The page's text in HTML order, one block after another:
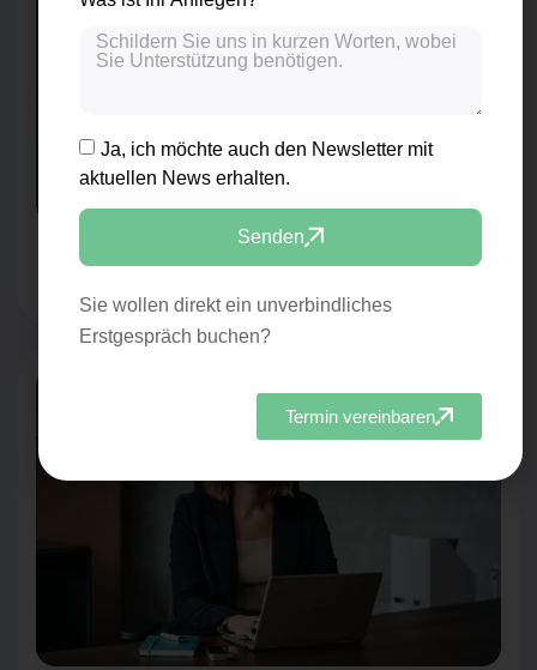
72DPI 300DPI
Ja, ich möchte auch den Newsletter mit
aktuellen News erhalten.
Senden
Sie wollen direkt ein unverbindliches
Erstgespräch buchen?
Termin vereinbaren